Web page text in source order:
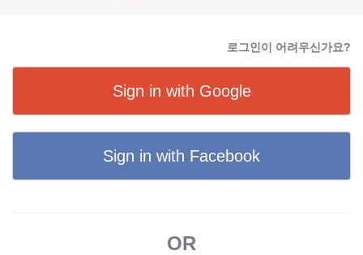
로그인이 어려우신가요?
Sign in with Google
Sign in with Facebook
OR